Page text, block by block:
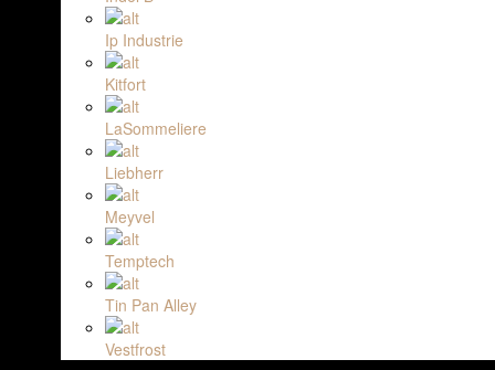
Ip Industrie
Kitfort
LaSommeliere
Liebherr
Meyvel
Temptech
Tin Pan Alley
Vestfrost